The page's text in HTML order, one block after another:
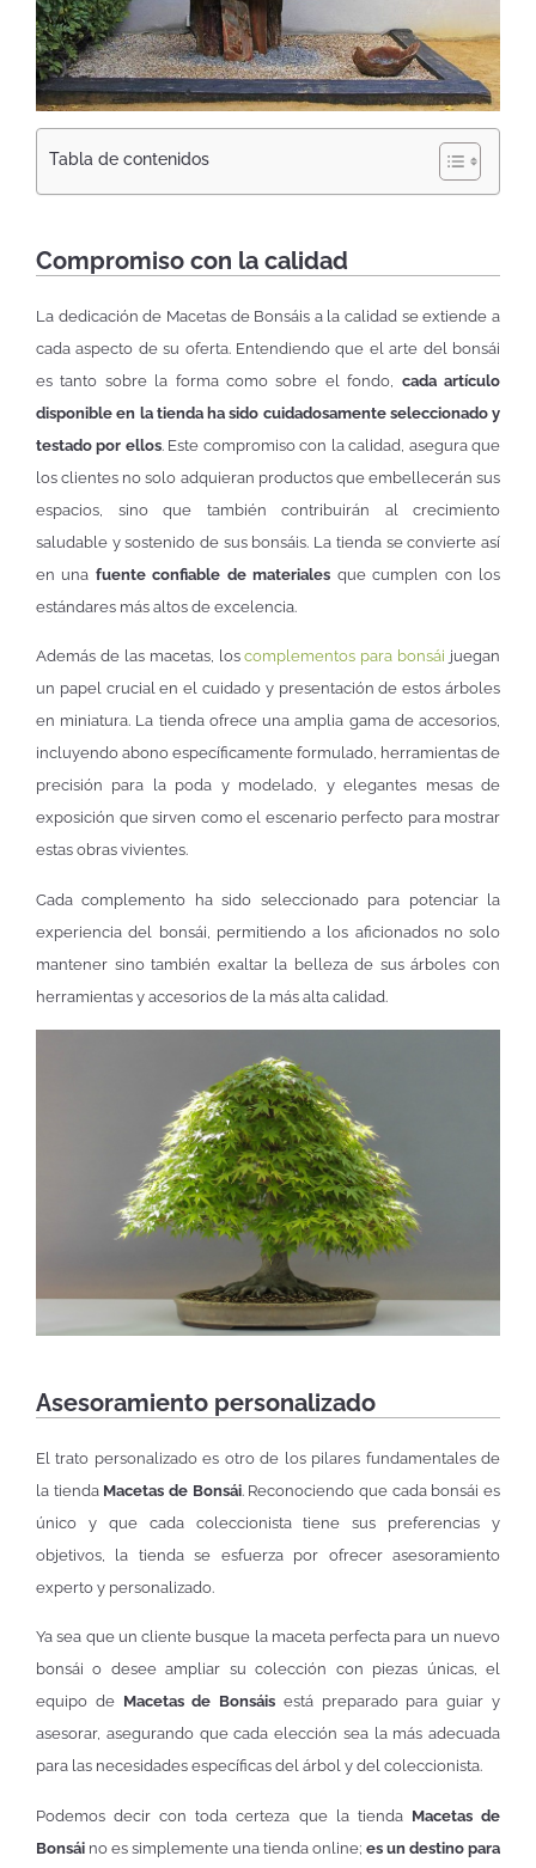
Tabla de contenidos
Compromiso con la calidad
La dedicación de Macetas de Bonsáis a la calidad se extiende a
cada aspecto de su oferta. Entendiendo que el arte del bonsái
es tanto sobre la forma como sobre el fondo, cada artículo
disponible en la tienda ha sido cuidadosamente seleccionado y
testado por ellos. Este compromiso con la calidad, asegura que
los clientes no solo adquieran productos que embellecerán sus
espacios, sino que también contribuirán al crecimiento
saludable y sostenido de sus bonsáis. La tienda se convierte así
en una fuente confiable de materiales que cumplen con los
estándares más altos de excelencia.
Además de las macetas, loscomplementos para bonsái juegan
un papel crucial en el cuidado y presentación de estos árboles
en miniatura. La tienda ofrece una amplia gama de accesorios,
incluyendo abono específicamente formulado, herramientas de
precisión para la poda y modelado, y elegantes mesas de
exposición que sirven como el escenario perfecto para mostrar
estas obras vivientes.
Cada complemento ha sido seleccionado para potenciar la
experiencia del bonsái, permitiendo a los aficionados no solo
mantener sino también exaltar la belleza de sus árboles con
herramientas y accesorios de la más alta calidad.
Asesoramiento personalizado
El trato personalizado es otro de los pilares fundamentales de
la tienda Macetas de Bonsái. Reconociendo que cada bonsái es
único y que cada coleccionista tiene sus preferencias y
objetivos, la tienda se esfuerza por ofrecer asesoramiento
experto y personalizado.
Ya sea que un cliente busque la maceta perfecta para un nuevo
bonsái o desee ampliar su colección con piezas únicas, el
equipo de Macetas de Bonsáis está preparado para guiar y
asesorar, asegurando que cada elección sea la más adecuada
para las necesidades específicas del árbol y del coleccionista.
Podemos decir con toda certeza que la tienda Macetas de
Bonsái no es simplemente una tienda online; es un destino para